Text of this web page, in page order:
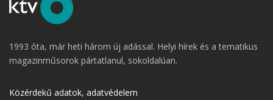
1993 óta, már heti három új adással. Helyi hírek és a tematikus
magazinműsorok pártatlanul, sokoldalúan.
Közérdekű adatok, adatvédelem